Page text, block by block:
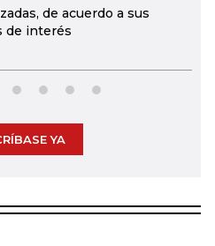
de acuerdo a sus
de interés
YA